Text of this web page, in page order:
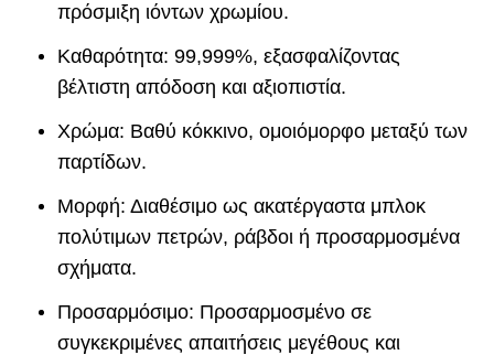
πρόσμιξη ιόντων χρωμίου.
Καθαρότητα: 99,999%, εξασφαλίζοντας
βέλτιστη απόδοση και αξιοπιστία.
Χρώμα: Βαθύ κόκκινο, ομοιόμορφο μεταξύ των
παρτίδων.
Μορφή: Διαθέσιμο ως ακατέργαστα μπλοκ
πολύτιμων πετρών, ράβδοι ή προσαρμοσμένα
σχήματα.
Προσαρμόσιμο: Προσαρμοσμένο σε
συγκεκριμένες απαιτήσεις μεγέθους και